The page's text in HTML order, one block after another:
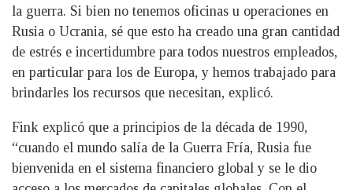
la guerra. Si bien no tenemos oficinas u operaciones en
Rusia o Ucrania, sé que esto ha creado una gran cantidad
de estrés e incertidumbre para todos nuestros empleados,
en particular para los de Europa, y hemos trabajado para
brindarles los recursos que necesitan, explicó.
Fink explicó que a principios de la década de 1990,
“cuando el mundo salía de la Guerra Fría, Rusia fue
bienvenida en el sistema financiero global y se le dio